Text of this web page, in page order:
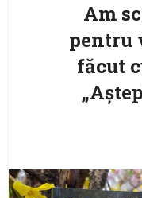
Am
pentru
făcut